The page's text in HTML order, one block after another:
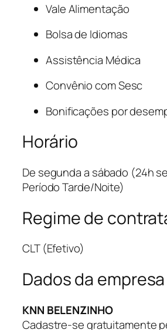
Vale Alimentação
Bolsa de Idiomas
Assistência Médica
Convênio com Sesc
Bonificações por
Horário
De segunda a sábado (24h
Período Tarde/Noite)
Regime de
CLT (Efetivo)
Dados da empresa
KNN BELENZINHO
Cadastre-se gratuitamente